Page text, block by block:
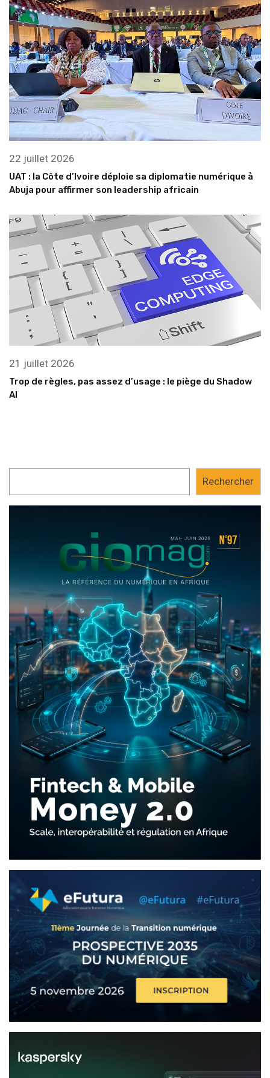
22 juillet 2026
UAT : la Côte d’Ivoire déploie sa diplomatie numérique à
Abuja pour affirmer son leadership africain
21 juillet 2026
Trop de règles, pas assez d’usage : le piège du Shadow
AI
Rechercher